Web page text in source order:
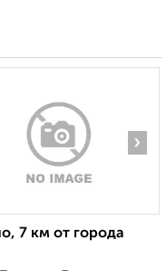
›
7 км от города